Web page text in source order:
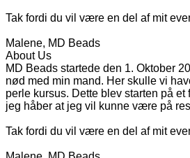
Tak fordi du vil være en del af mit
Malene, MD Beads
About Us
MD Beads startede den 1. Oktober
nød med min mand. Her skulle vi
perle kursus. Dette blev starten på et
jeg håber at jeg vil kunne være på
Tak fordi du vil være en del af mit